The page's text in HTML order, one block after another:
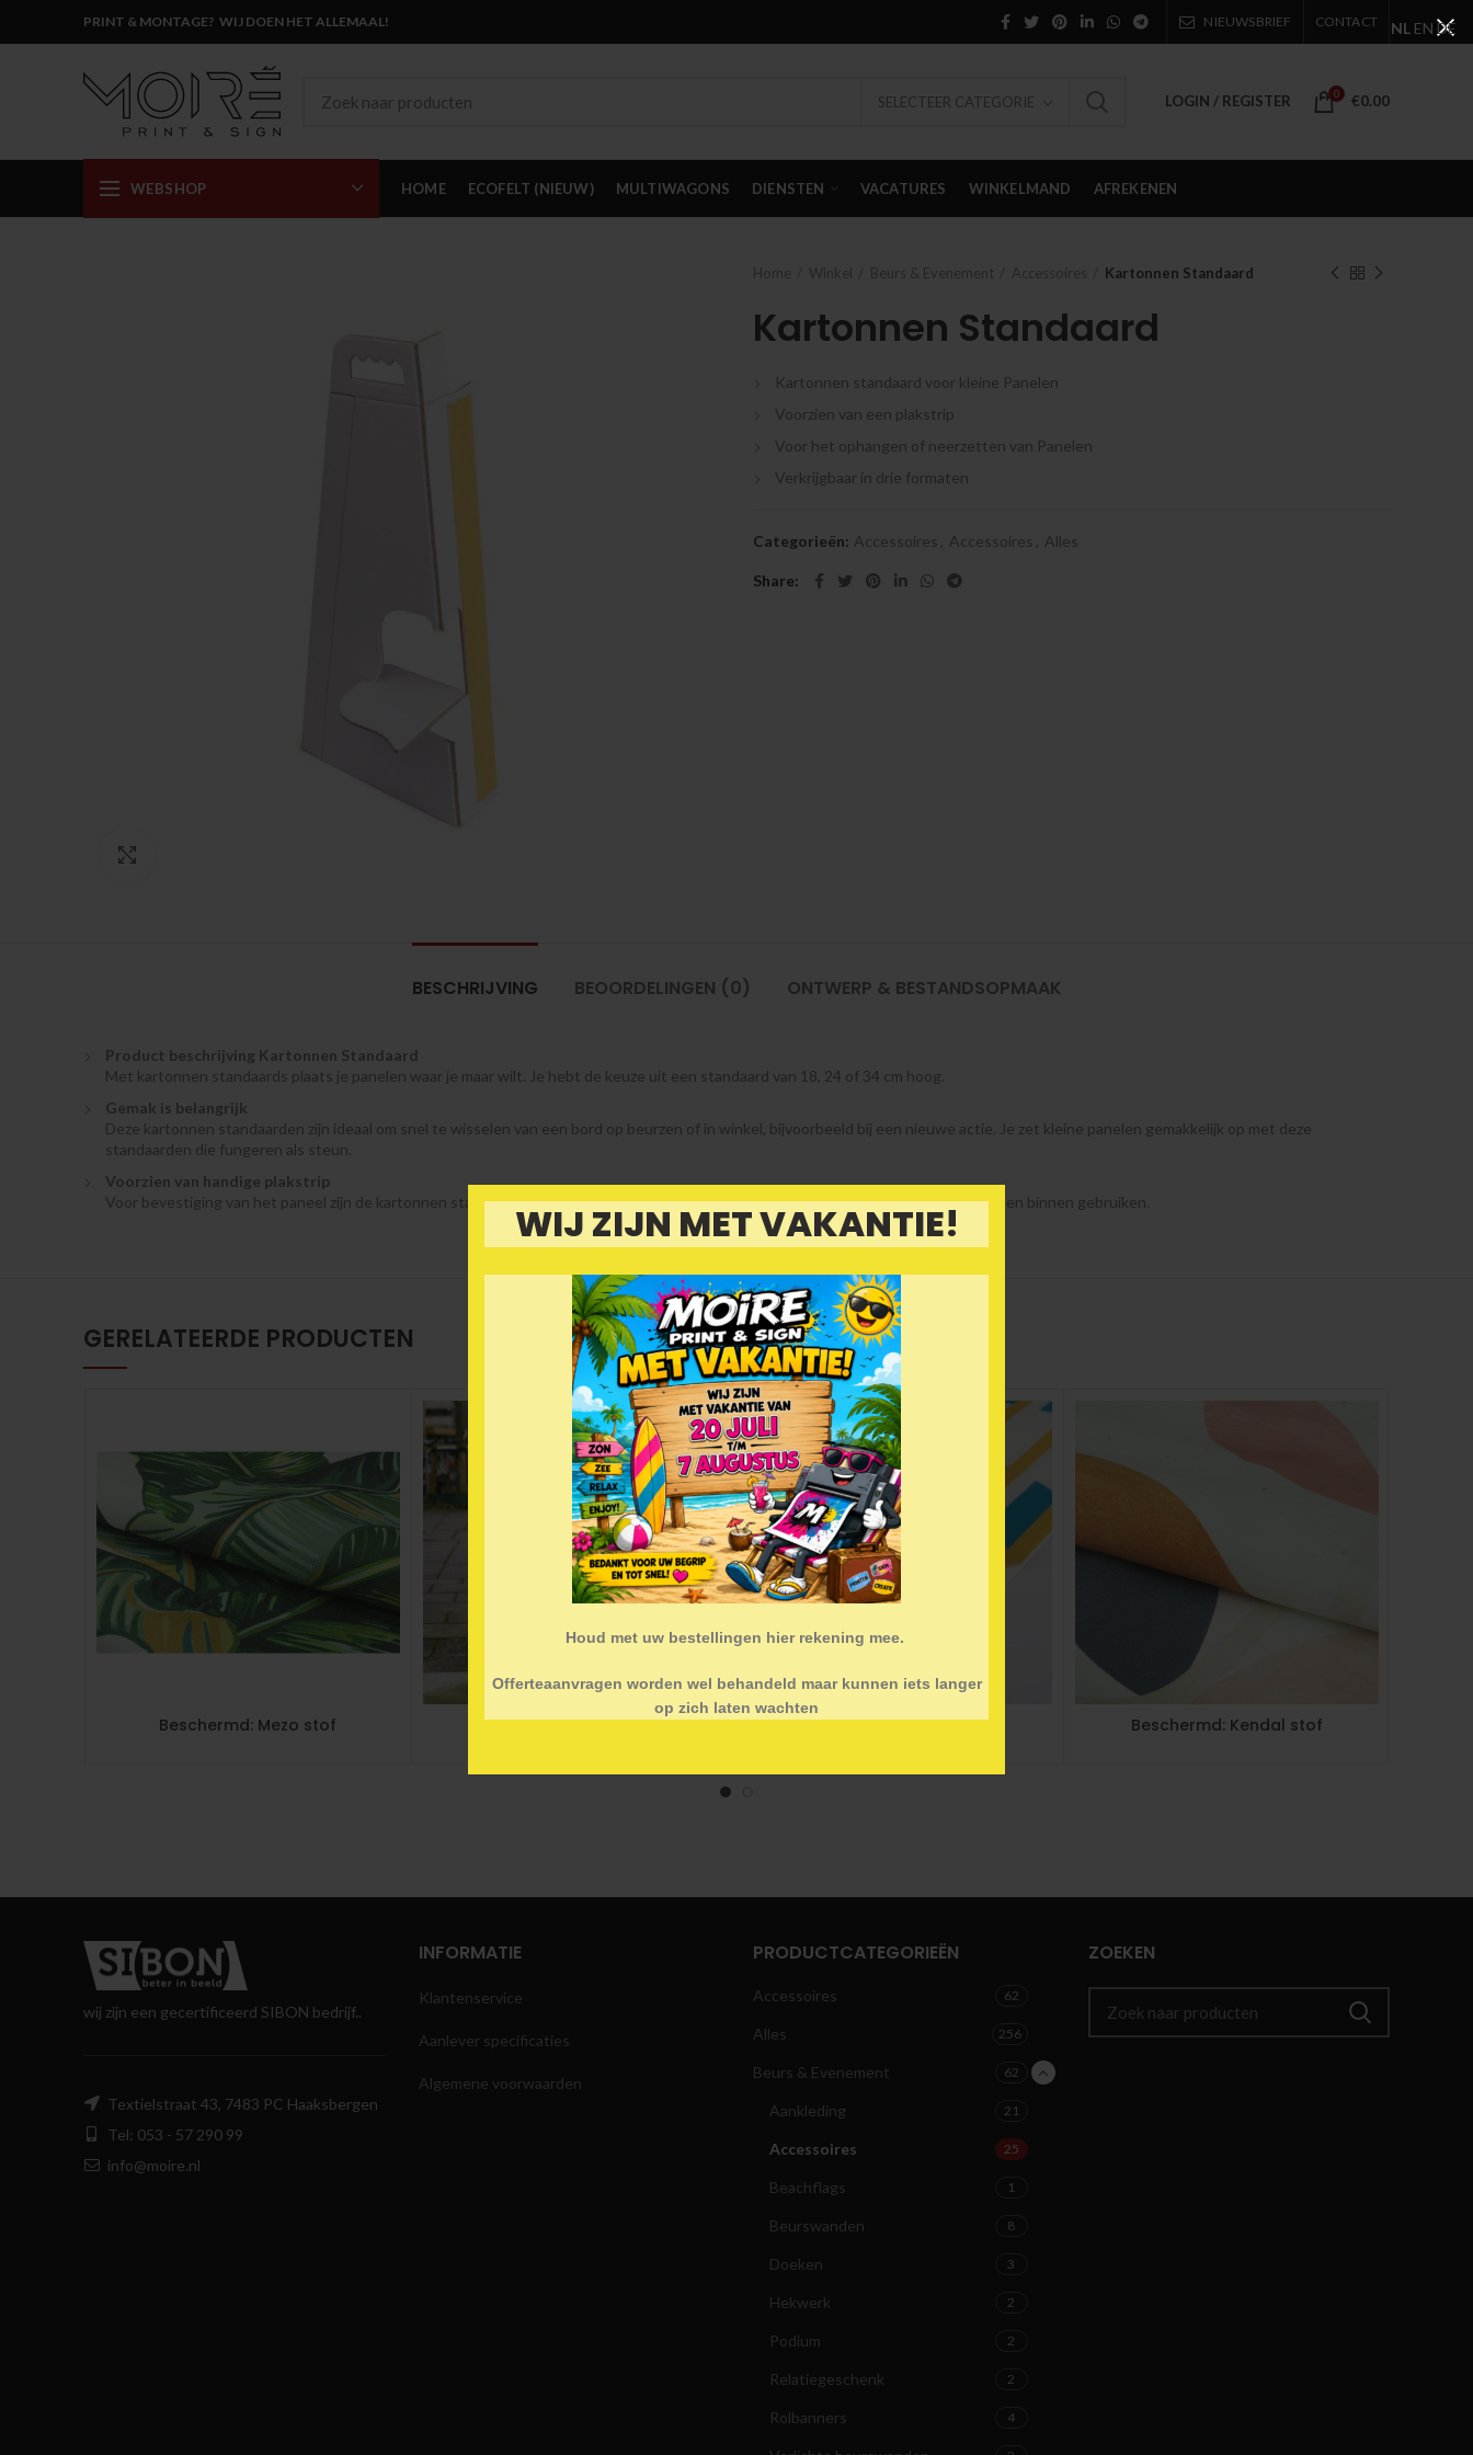
WIJ ZIJN MET VAKANTIE!
Houd met uw bestellingen hier rekening mee.
Offerteaanvragen worden wel behandeld maar kunnen iets langer
op zich laten wachten
PRINT & MONTAGE? WIJ DOEN HET ALLEMAAL! NIEUWSBRIEF CONTACT
SELECTEER CATEGORIE LOGIN / REGISTER 0 €0.00
WEBSHOP HOME ECOFELT (NIEUW) MULTIWAGONS DIENSTEN VACATURES WINKELMAND AFREKENEN
Kartonnen Standaard
Kartonnen Standaard
Kartonnen standaard voor kleine Panelen
Voorzien van een plakstrip
Voor het ophangen of neerzetten van Panelen
Verkrijgbaar in drie formaten
Categorieën: Accessoires Accessoires Alles
Share
BESCHRIJVING BEOORDELINGEN (0) ONTWERP & BESTANDSOPMAAK
Product beschrijving Kartonnen Standaard
Met kartonnen standaards plaats je panelen waar je maar wilt. Je hebt de keuze uit een standaard van 18, 24 of 34 cm hoog.
Gemak is belangrijk
Deze kartonnen standaarden zijn ideaal om snel te wisselen van een bord op beurzen of in winkel, bijvoorbeeld bij een nieuwe actie. Je zet kleine panelen gemakkelijk op met deze
standaarden die fungeren als steun.
Voorzien van handige plakstrip
Voor bevestiging van het paneel zijn de kartonnen standaarden voorzien van handige plakstrip. Je kunt een kartonnen standaard alleen binnen gebruiken.
GERELATEERDE PRODUCTEN
Beschermd: Mezo stof Verkiezingsbord 3M™ IJ20 – transparant Beschermd: Kendal stof
wij zijn een gecertificeerd SIBON bedrijf..
Textielstraat 43, 7483 PC Haaksbergen
Tel: 053 - 57 290 99
info@moire.nl
INFORMATIE
Klantenservice
Aanlever specificaties
Algemene voorwaarden
PRODUCTCATEGORIEËN
Accessoires 62
Alles 256
Beurs & Evenement 62
Aankleding 21
Accessoires 25
Beachflags 1
Beurswanden 8
Doeken 3
Hekwerk 2
Podium 2
Relatiegeschenk 2
Rolbanners 4
ZOEKEN
NL EN DE